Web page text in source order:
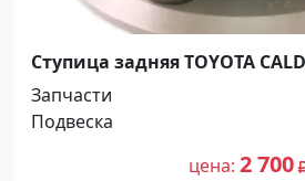
Ступица задняя TOYOTA
,ALION,WISH,OPA 2001-2007г
Запчасти
Подвеска
цена 2 700